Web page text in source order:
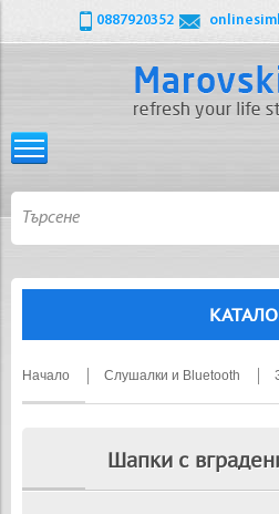
0887920352
Начало Слушалки и Bluetooth
Шапки с